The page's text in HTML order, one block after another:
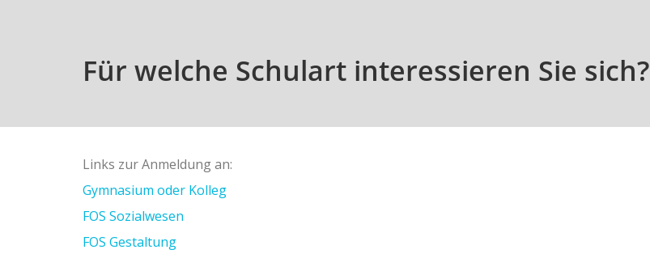
Für welche Schulart interessieren Sie sich?
Links zur Anmeldung an:
Gymnasium oder Kolleg
FOS Sozialwesen
FOS Gestaltung